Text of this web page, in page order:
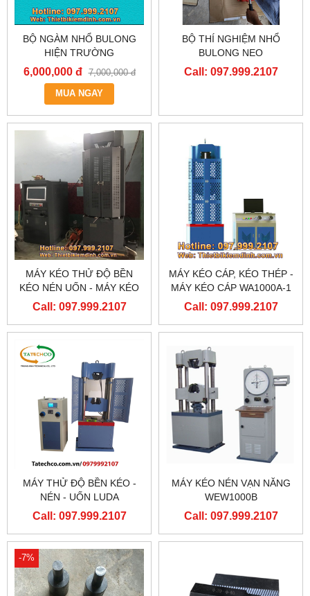
BỘ NGÀM NHỔ BULONG
HIỆN TRƯỜNG
6,000,000 đ 7,000,000 đ
MUA NGAY
BỘ THÍ NGHIỆM NHỔ
BULONG NEO
Call: 097.999.2107
MÁY KÉO THỬ ĐỘ BỀN
KÉO NÉN UỐN - MÁY KÉO
CÁP ĐIỆN TỬ
Call: 097.999.2107
MÁY KÉO CÁP, KÉO THÉP -
MÁY KÉO CÁP WA1000A-1
Call: 097.999.2107
MÁY THỬ ĐỘ BỀN KÉO -
NÉN - UỐN LUDA
Call: 097.999.2107
MÁY KÉO NÉN VẠN NĂNG
WEW1000B
Call: 097.999.2107
-7%